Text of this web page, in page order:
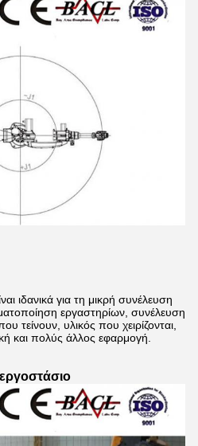
ιδανικά για τη μικρή συνέλευση
εργαστηρίων, συνέλευση
τείνουν, υλικός που χειρίζονται,
και πολύς άλλος εφαρμογή.